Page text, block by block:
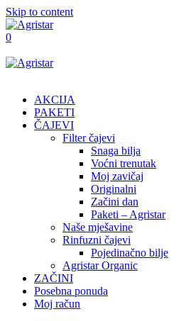
Skip to content
0
AKCIJA
PAKETI
ČAJEVI
Filter čajevi
Snaga bilja
Voćni trenutak
Moj zavičaj
Originalni
Začini dan
Paketi – Agristar
Naše mješavine
Rinfuzni čajevi
Pojedinačno bilje
Agristar Organic
ZAČINI
Posebna ponuda
Moj račun